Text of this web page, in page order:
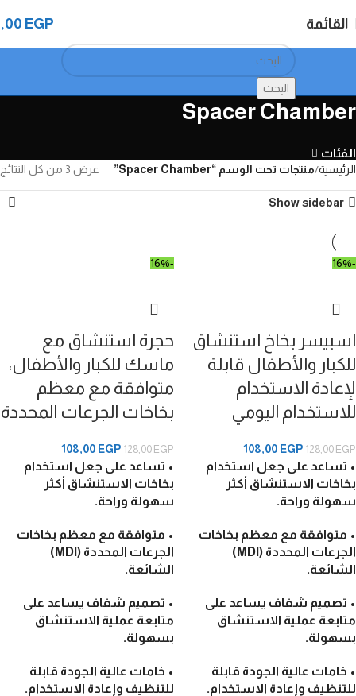
القائمة EGP
البحث
Spacer Chamber
الفئات
الرئيسية منتجات تحت الوسم “Spacer Chamber” عرض ⁦3⁩ من كل النتائج
Show sidebar
-16%
اسبيسر بخاخ استنشاق
للكبار والأطفال قابلة
لإعادة الاستخدام
للاستخدام اليومي
128,00EGP
108,00 EGP
• تساعد على جعل استخدام
بخاخات الاستنشاق أكثر
سهولة وراحة.
• متوافقة مع معظم بخاخات
الجرعات المحددة (MDI)
الشائعة.
• تصميم شفاف يساعد على
متابعة عملية الاستنشاق
بسهولة.
• خامات عالية الجودة قابلة
للتنظيف وإعادة الاستخدام.
-16%
حجرة استنشاق مع
ماسك للكبار والأطفال،
متوافقة مع معظم
بخاخات الجرعات المحددة
128,00EGP
108,00 EGP
• تساعد على جعل استخدام
بخاخات الاستنشاق أكثر
سهولة وراحة.
• متوافقة مع معظم بخاخات
الجرعات المحددة (MDI)
الشائعة.
• تصميم شفاف يساعد على
متابعة عملية الاستنشاق
بسهولة.
• خامات عالية الجودة قابلة
للتنظيف وإعادة الاستخدام.